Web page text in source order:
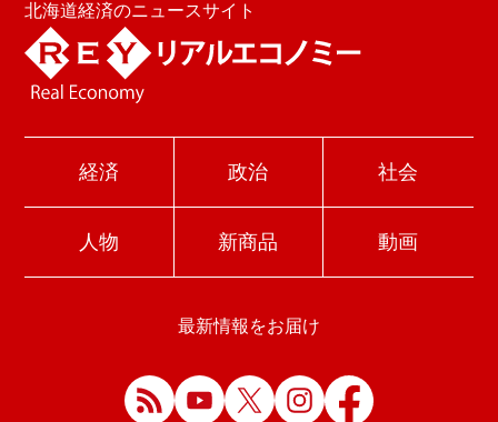
北海道経済のニュースサイト
経済 政治 社会
人物 新商品 動画
最新情報をお届け